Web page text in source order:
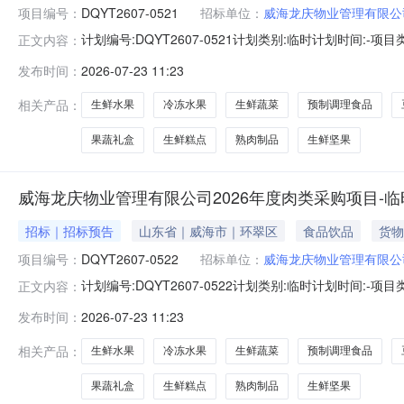
项目编号： DQYT2607-0521 招标单位： 威海龙庆物业管理有限
正文内容： 计划编号:DQYT2607-0521计划类别:临时计划时间:-项
称品名编码品名名称A61食品及食材A6106生鲜
发布时间： 2026-07-23 11:23
相关产品：
生鲜水果 冷冻水果 生鲜蔬菜 预制调理食品
果蔬礼盒 生鲜糕点 熟肉制品 生鲜坚果
威海龙庆物业管理有限公司2026年度肉类采购项目-
招标｜招标预告 山东省｜威海市｜环翠区 食品饮品
货物
项目编号： DQYT2607-0522 招标单位： 威海龙庆物业管理有限
正文内容： 计划编号:DQYT2607-0522计划类别:临时计划时间:-项
品名编码品名名称A61食品及食材A6106生鲜A610601
发布时间： 2026-07-23 11:23
相关产品：
生鲜水果 冷冻水果 生鲜蔬菜 预制调理食品
果蔬礼盒 生鲜糕点 熟肉制品 生鲜坚果